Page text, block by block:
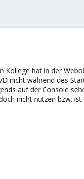
Kollege hat in der
nicht während des
auf der Console
nicht nutzen bzw.